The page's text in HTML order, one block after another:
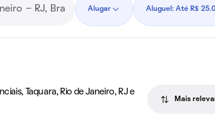
Alugar Aluguel: Até R$
Taquara, Rio de Janeiro, RJ e
Mais